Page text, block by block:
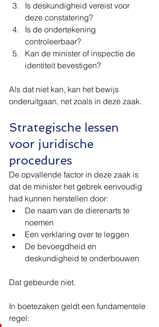
Is deskundigheid vereist voor
deze constatering?
Is de ondertekening
controleerbaar?
Kan de minister of inspectie de
identiteit bevestigen?
Als dat niet kan, kan het bewijs
onderuitgaan, net zoals in deze zaak.
Strategische lessen
voor juridische
procedures
De opvallende factor in deze zaak is
dat de minister het gebrek eenvoudig
had kunnen herstellen door:
De naam van de dierenarts te
noemen
Een verklaring over te leggen
De bevoegdheid en
deskundigheid te onderbouwen
Dat gebeurde niet.
In boetezaken geldt een fundamentele
regel: